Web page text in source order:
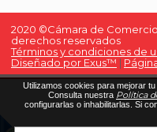
2020 ©Cámara de
derechos reservados
Términos y condiciones de
Diseñado por Exus™ |
Utilizamos cookies para mejorar
Consulta nuestra Política
configurarlas o inhabilitarlas. Si